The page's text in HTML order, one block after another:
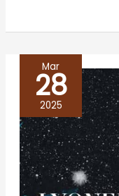
Mar
28
2025
VEILLEUSE
DU
CALVAIRE,
Lyonel
Trouillot